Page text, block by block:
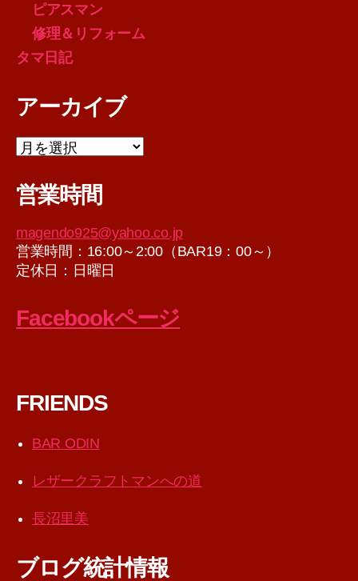
ピアスマン
修理＆リフォーム
タマ日記
アーカイブ
ア
ー
イ
営業時間
magendo925@yahoo.co.jp
営業時間：16:00～2:00（BAR19：00～）
定休日：日曜日
Facebookページ
FRIENDS
BAR ODIN
レザークラフトマンへの道
長沼里美
ブログ統計情報